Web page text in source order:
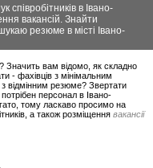
в Івано-
вакансій. Знайти
резюме в місті Івано-
Значить вам відомо, як складно
- фахівців з мінімальним
відмінним резюме? Звертати
персонал в Івано-
тому ласкаво просимо на
а також розміщення вакансії